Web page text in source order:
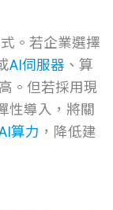
。若企業選擇
AI伺服器 、算
。但若採用現
性導入，將關
算力 ，降低建